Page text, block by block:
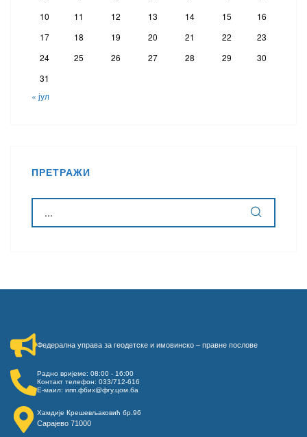
10
11 12 13 14 15
16
17
18 19 20 21 22
23
24
25 26 27 28 29
30
31
« јул
ПРЕТРАЖИ
Федерална управа за геодетске и имовинско – правне послове​
Радно вријеме: 08:00 - 16:00
Контакт телефон: 033/712-616
Е-маил: ипп.фбих@фгу.цом.ба
Хамдије Крешевљаковић бр.96
Сарајево 71000